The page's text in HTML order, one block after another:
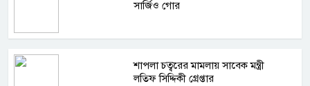
সার্জিও গোর
শাপলা চত্বরের মামলায় সাবেক মন্ত্রী
লতিফ সিদ্দিকী গ্রেপ্তার